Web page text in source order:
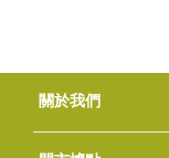
關於我們
公司簡介
品牌故事
最新消息
隱私權聲明
版權聲明